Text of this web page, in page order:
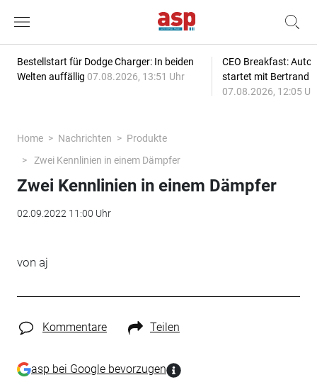
Bestellstart für Dodge Charger: In beiden
Welten auffällig 07.08.2026, 13:51 Uhr
CEO Breakfast:
startet mit Bertrand
07.08.2026, 12:05
Home Nachrichten
Produkte
Zwei Kennlinien in einem Dämpfer
Zwei Kennlinien in einem Dämpfer
02.09.2022 11:00 Uhr
von aj
Kommentare Teilen
asp bei Google bevorzugen